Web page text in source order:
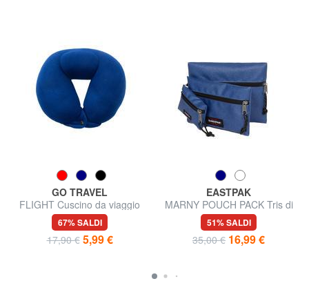
GO TRAVEL
FLIGHT Cuscino da viaggio
67% SALDI
17,90 € 5,99 €
EASTPAK
MARNY POUCH PACK Tris di
bustine porta tutto
51% SALDI
35,00 € 16,99 €